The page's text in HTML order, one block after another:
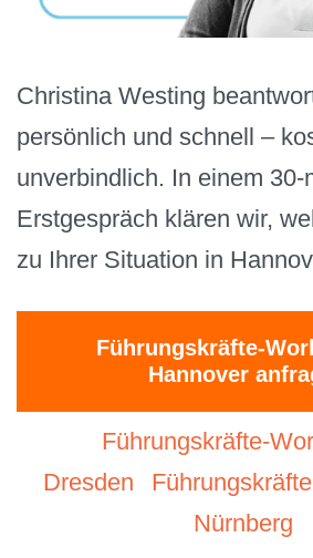
Christina Westing
persönlich und schnell –
unverbindlich. In einem 30-
Erstgespräch klären wir,
zu Ihrer Situation in
Führungskräfte-
Hannover
Führungskräfte-
Dresden
Nürnberg